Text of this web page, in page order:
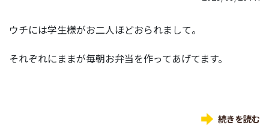
ウチには学生様がお二人ほどおられまして。
それぞれにままが毎朝お弁当を作ってあげてます。
続きを読む